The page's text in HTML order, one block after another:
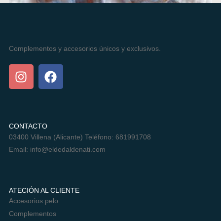
LANYARD CHOCO
8,90€
Complementos y accesorios únicos y exclusivos.
CONTACTO
03400 Villena (Alicante) Teléfono: 681991708
Email: info@eldedaldenati.com
ATECIÓN AL CLIENTE
Accesorios pelo
Complementos